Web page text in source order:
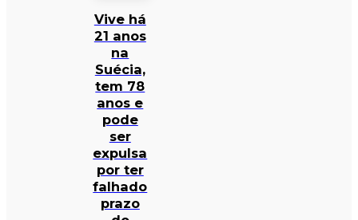
Vive há
21 anos
na
Suécia,
tem 78
anos e
pode
ser
expulsa
por ter
falhado
prazo